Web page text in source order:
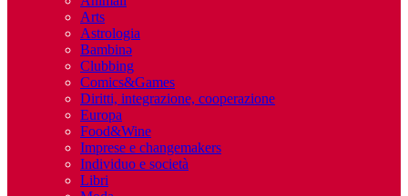
Arts
Astrologia
Bambinə
Clubbing
Comics&Games
Diritti, integrazione, cooperazione
Europa
Food&Wine
Imprese e changemakers
Individuo e società
Libri